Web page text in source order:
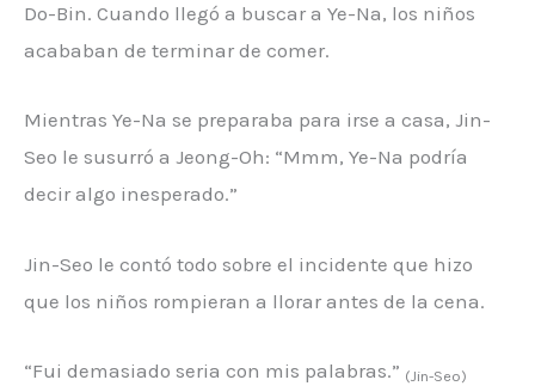
Do-Bin. Cuando llegó a buscar a Ye-Na, los niños
acababan de terminar de comer.
Mientras Ye-Na se preparaba para irse a casa, Jin-
Seo le susurró a Jeong-Oh: “Mmm, Ye-Na podría
decir algo inesperado.”
Jin-Seo le contó todo sobre el incidente que hizo
que los niños rompieran a llorar antes de la cena.
“Fui demasiado seria con mis palabras.” (Jin-Seo)